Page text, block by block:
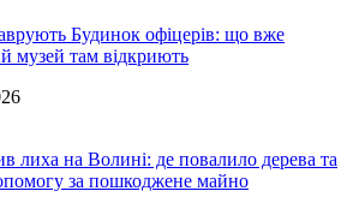
Будинок офіцерів: що вже
музей там відкриють
лиха на Волині: де повалило дерева та
за пошкоджене майно